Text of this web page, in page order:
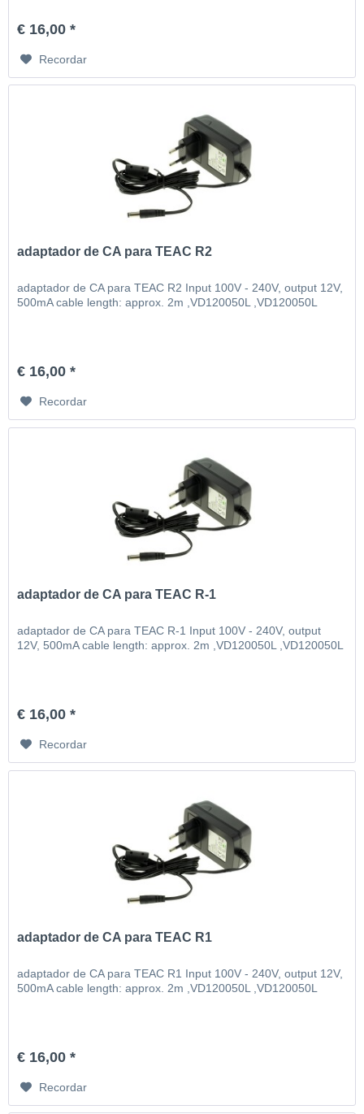
€ 16,00 *
Recordar
adaptador de CA para TEAC R2
adaptador de CA para TEAC R2 Input 100V - 240V, output 12V,
500mA cable length: approx. 2m ,VD120050L ,VD120050L
€ 16,00 *
Recordar
adaptador de CA para TEAC R-1
adaptador de CA para TEAC R-1 Input 100V - 240V, output
12V, 500mA cable length: approx. 2m ,VD120050L ,VD120050L
€ 16,00 *
Recordar
adaptador de CA para TEAC R1
adaptador de CA para TEAC R1 Input 100V - 240V, output 12V,
500mA cable length: approx. 2m ,VD120050L ,VD120050L
€ 16,00 *
Recordar